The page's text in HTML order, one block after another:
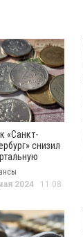
«Санкт-
снизил
на 11%
2024 11:08